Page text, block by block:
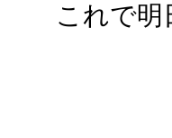
これで